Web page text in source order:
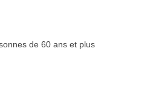
de 60 ans et plus